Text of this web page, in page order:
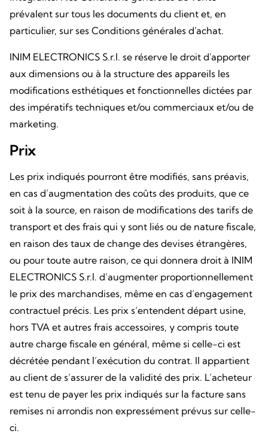
prévalent sur tous les documents du client et, en
particulier, sur ses Conditions générales d'achat.
INIM ELECTRONICS S.r.l. se réserve le droit d'apporter
aux dimensions ou à la structure des appareils les
modifications esthétiques et fonctionnelles dictées par
des impératifs techniques et/ou commerciaux et/ou de
marketing.
Prix
Les prix indiqués pourront être modifiés, sans préavis,
en cas d’augmentation des coûts des produits, que ce
soit à la source, en raison de modifications des tarifs de
transport et des frais qui y sont liés ou de nature fiscale,
en raison des taux de change des devises étrangères,
ou pour toute autre raison, ce qui donnera droit à INIM
ELECTRONICS S.r.l. d’augmenter proportionnellement
le prix des marchandises, même en cas d’engagement
contractuel précis. Les prix s’entendent départ usine,
hors TVA et autres frais accessoires, y compris toute
autre charge fiscale en général, même si celle-ci est
décrétée pendant l’exécution du contrat. Il appartient
au client de s’assurer de la validité des prix. L’acheteur
est tenu de payer les prix indiqués sur la facture sans
remises ni arrondis non expressément prévus sur celle-
ci.